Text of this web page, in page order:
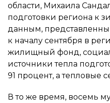
области, Михаила
подготовки региона к
данным,
к началу сентября в
жилищный фонд,
источники тепла
91 процент, а тепловые
В то же время, восемь